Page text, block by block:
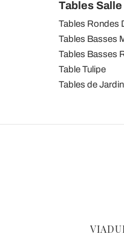
Tables
Tables Rondes
Tables Basses
Tables Basses
Table Tulipe
Tables de Jardin